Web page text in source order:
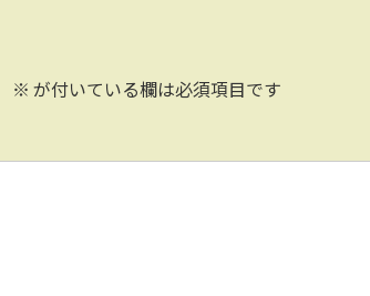
※ が付いている欄は必須項目です